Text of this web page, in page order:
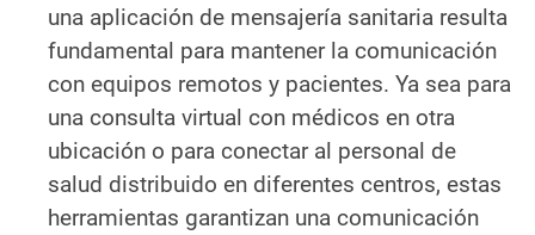
una aplicación de mensajería sanitaria resulta
fundamental para mantener la comunicación
con equipos remotos y pacientes. Ya sea para
una consulta virtual con médicos en otra
ubicación o para conectar al personal de
salud distribuido en diferentes centros, estas
herramientas garantizan una comunicación